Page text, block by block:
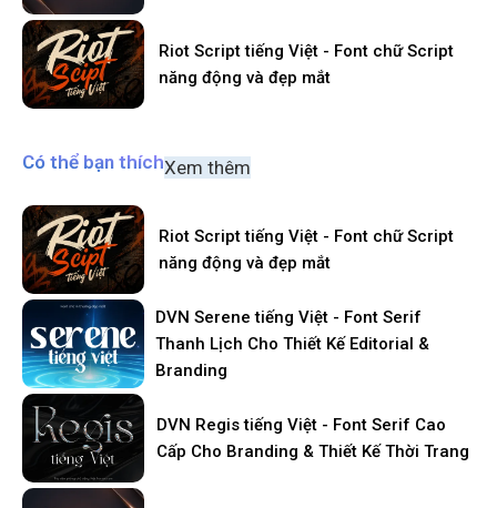
Riot Script tiếng Việt - Font chữ Script
năng động và đẹp mắt
Có thể bạn thíchXem thêm
Riot Script tiếng Việt - Font chữ Script
năng động và đẹp mắt
DVN Serene tiếng Việt - Font Serif
Thanh Lịch Cho Thiết Kế Editorial &
Branding
DVN Regis tiếng Việt - Font Serif Cao
Cấp Cho Branding & Thiết Kế Thời Trang